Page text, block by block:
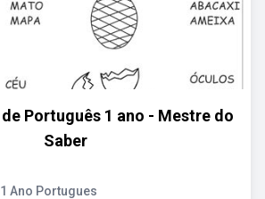
Português 1 ano - Mestre do
Saber
Ano Portugues